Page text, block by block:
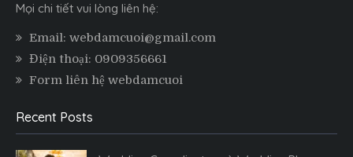
Mọi chi tiết vui lòng liên hệ:
Email: webdamcuoi@gmail.com
Điện thoại: 0909356661
Form liên hệ webdamcuoi
Recent Posts